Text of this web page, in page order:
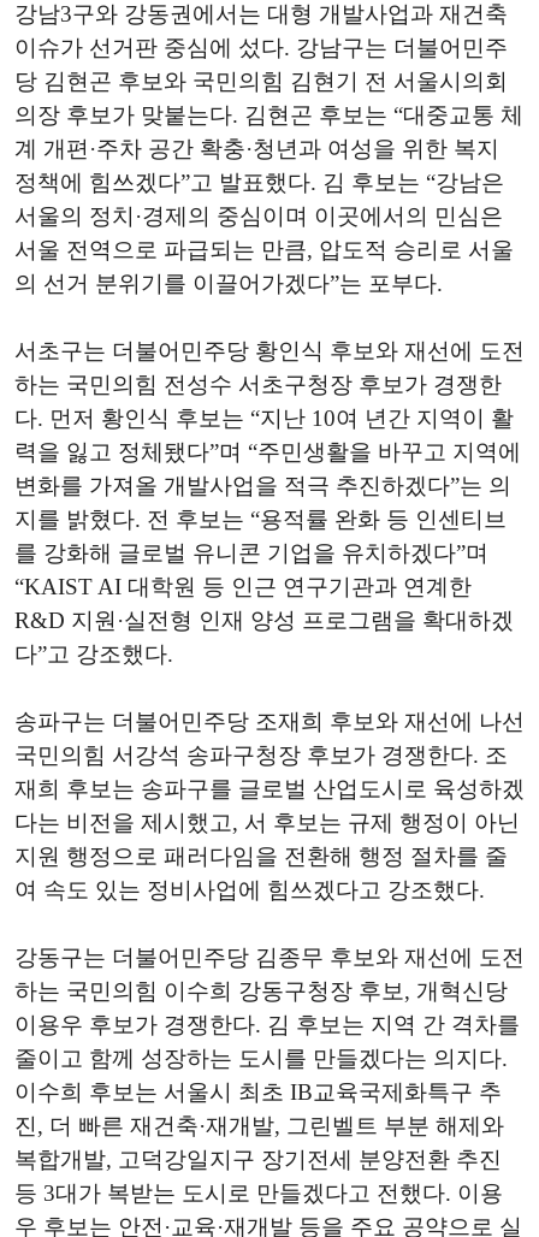
강남3구와 강동권에서는 대형 개발사업과 재건축
이슈가 선거판 중심에 섰다. 강남구는 더불어민주
당 김현곤 후보와 국민의힘 김현기 전 서울시의회
의장 후보가 맞붙는다. 김현곤 후보는 “대중교통 체
계 개편·주차 공간 확충·청년과 여성을 위한 복지
정책에 힘쓰겠다”고 발표했다. 김 후보는 “강남은
서울의 정치·경제의 중심이며 이곳에서의 민심은
서울 전역으로 파급되는 만큼, 압도적 승리로 서울
의 선거 분위기를 이끌어가겠다”는 포부다.
서초구는 더불어민주당 황인식 후보와 재선에 도전
하는 국민의힘 전성수 서초구청장 후보가 경쟁한
다. 먼저 황인식 후보는 “지난 10여 년간 지역이 활
력을 잃고 정체됐다”며 “주민생활을 바꾸고 지역에
변화를 가져올 개발사업을 적극 추진하겠다”는 의
지를 밝혔다. 전 후보는 “용적률 완화 등 인센티브
를 강화해 글로벌 유니콘 기업을 유치하겠다”며
“KAIST AI 대학원 등 인근 연구기관과 연계한
R&D 지원·실전형 인재 양성 프로그램을 확대하겠
다”고 강조했다.
송파구는 더불어민주당 조재희 후보와 재선에 나선
국민의힘 서강석 송파구청장 후보가 경쟁한다. 조
재희 후보는 송파구를 글로벌 산업도시로 육성하겠
다는 비전을 제시했고, 서 후보는 규제 행정이 아닌
지원 행정으로 패러다임을 전환해 행정 절차를 줄
여 속도 있는 정비사업에 힘쓰겠다고 강조했다.
강동구는 더불어민주당 김종무 후보와 재선에 도전
하는 국민의힘 이수희 강동구청장 후보, 개혁신당
이용우 후보가 경쟁한다. 김 후보는 지역 간 격차를
줄이고 함께 성장하는 도시를 만들겠다는 의지다.
이수희 후보는 서울시 최초 IB교육국제화특구 추
진, 더 빠른 재건축·재개발, 그린벨트 부분 해제와
복합개발, 고덕강일지구 장기전세 분양전환 추진
등 3대가 복받는 도시로 만들겠다고 전했다. 이용
우 후보는 안전·교육·재개발 등을 주요 공약으로 실